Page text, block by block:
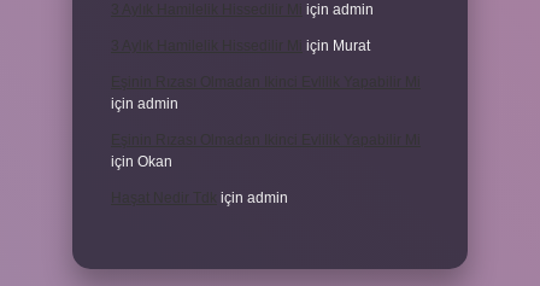
için admin
için Murat
için admin
için Okan
için admin